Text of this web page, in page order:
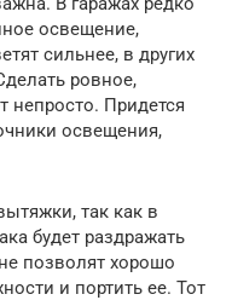
освещение,
сильнее, в других
ровное,
непросто. Придется
освещения,
так как в
будет раздражать
позволят хорошо
и портить ее. Тот